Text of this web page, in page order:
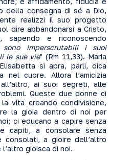
della consegna di sé a Dio,
realizzi il suo progetto
dire abbandonarsi a Cristo,
sapendo e riconoscendo
sono imperscrutabili i suoi
le sue vie" (Rm 11,33). Maria
si apra, parli, dica
cuore. Allora l’amicizia
ai suoi segreti, alle
Queste due donne ci
vita creando condivisione,
la gioia dentro di noi per
ci educano a capire senza
capiti, a consolare senza
a gioire dell’altro
gioisca di noi.